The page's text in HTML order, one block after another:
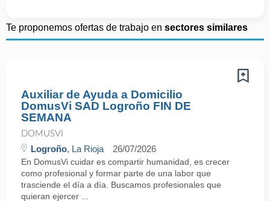
Te proponemos ofertas de trabajo en sectores similares
Auxiliar de Ayuda a Domicilio
DomusVi SAD Logroño FIN DE
SEMANA
DOMUSVI
Logroño, La Rioja 26/07/2026
En DomusVi cuidar es compartir humanidad, es crecer
como profesional y formar parte de una labor que
trasciende el día a día. Buscamos profesionales que
quieran ejercer ...